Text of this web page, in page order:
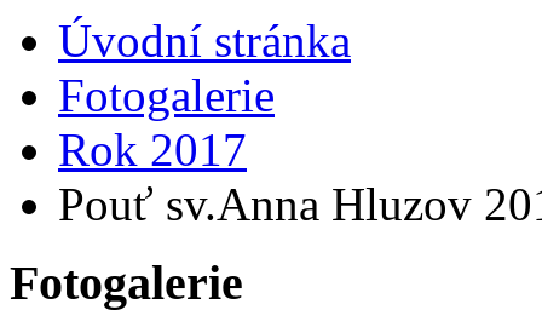
Úvodní stránka
Fotogalerie
Rok 2017
Pouť sv.Anna Hluzov
Fotogalerie